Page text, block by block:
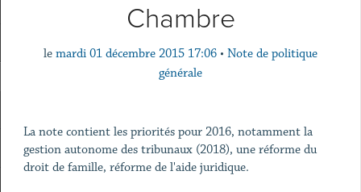
Chambre
le mardi 01 décembre 2015 17:06 • Note de politique
générale
La note contient les priorités pour 2016, notamment la
gestion autonome des tribunaux (2018), une réforme du
droit de famille, réforme de l'aide juridique.